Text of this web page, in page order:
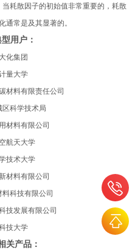
耗散因子的初始值非常重要的，耗散
通常是及其显著的。
用户：
化集团
量大学
材料有限责任公司
区科学技术局
材料有限公司
航天大学
技术大学
材料有限公司
料科技有限公司
技发展有限公司
技大学
关产品：